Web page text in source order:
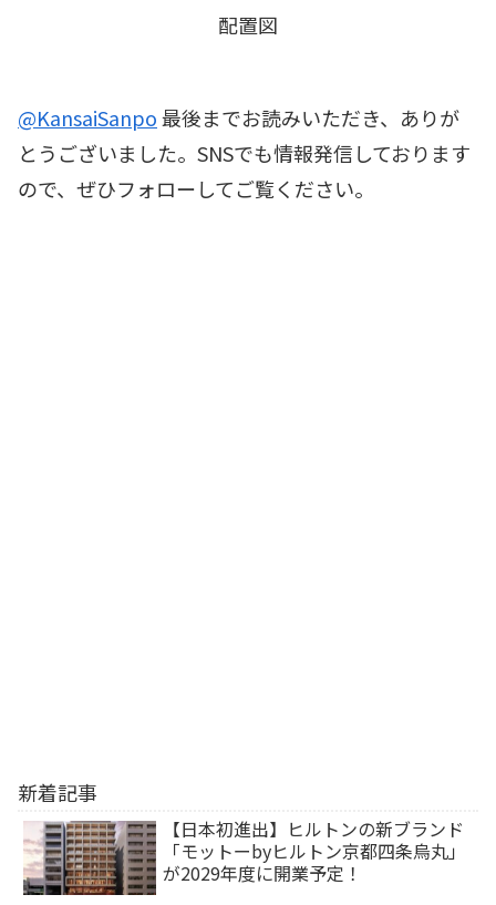
配置図
@KansaiSanpo最後までお読みいただき、ありが
とうございました。SNSでも情報発信しております
ので、ぜひフォローしてご覧ください。
新着記事
【日本初進出】ヒルトンの新ブランド
「モットーbyヒルトン京都四条烏丸」
が2029年度に開業予定！